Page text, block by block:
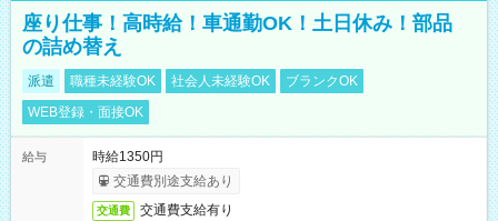
座り仕事！高時給！車通勤OK！土日休み！部品
の詰め替え
派遣 職種未経験OK 社会人未経験OK
ブランクOK
WEB登録・面接OK
給与
時給1350円
交通費別途支給あり
交通費 交通費支給有り